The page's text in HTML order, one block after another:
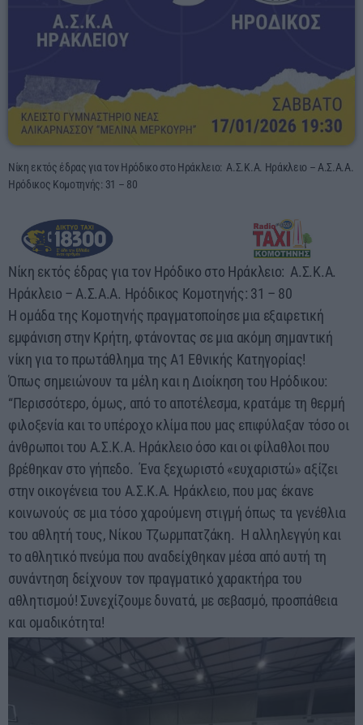
23:55 - 00:00
Νίκη εκτός έδρας για τον Ηρόδικο στο Ηράκλειο: Α.Σ.Κ.Α. Ηράκλειο – Α.Σ.Α.Α.
Ηρόδικος Κομοτηνής: 31 – 80
Νίκη εκτός έδρας για τον Ηρόδικο στο Ηράκλειο: Α.Σ.Κ.Α.
Ηράκλειο – Α.Σ.Α.Α. Ηρόδικος Κομοτηνής: 31 – 80
Η ομάδα της Κομοτηνής πραγματοποίησε μια εξαιρετική
εμφάνιση στην Κρήτη, φτάνοντας σε μια ακόμη σημαντική
νίκη για το πρωτάθλημα της Α1 Εθνικής Κατηγορίας!
Όπως σημειώνουν τα μέλη και η Διοίκηση του Ηρόδικου:
“Περισσότερο, όμως, από το αποτέλεσμα, κρατάμε τη θερμή
φιλοξενία και το υπέροχο κλίμα που μας επιφύλαξαν τόσο οι
άνθρωποι του Α.Σ.Κ.Α. Ηράκλειο όσο και οι φίλαθλοι που
βρέθηκαν στο γήπεδο. Ένα ξεχωριστό «ευχαριστώ» αξίζει
στην οικογένεια του Α.Σ.Κ.Α. Ηράκλειο, που μας έκανε
κοινωνούς σε μια τόσο χαρούμενη στιγμή όπως τα γενέθλια
του αθλητή τους, Νίκου Τζωρμπατζάκη. Η αλληλεγγύη και
το αθλητικό πνεύμα που αναδείχθηκαν μέσα από αυτή τη
συνάντηση δείχνουν τον πραγματικό χαρακτήρα του
αθλητισμού! Συνεχίζουμε δυνατά, με σεβασμό, προσπάθεια
και ομαδικότητα!